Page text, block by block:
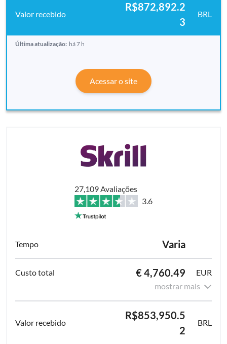
R$872,892.2
3
BRL
Última atualização: há 7 h
Acessar o site
27,109 Avaliações
3.6
Varia
€ 4,760.49
EUR
mostrar mais
R$853,950.5
2
BRL